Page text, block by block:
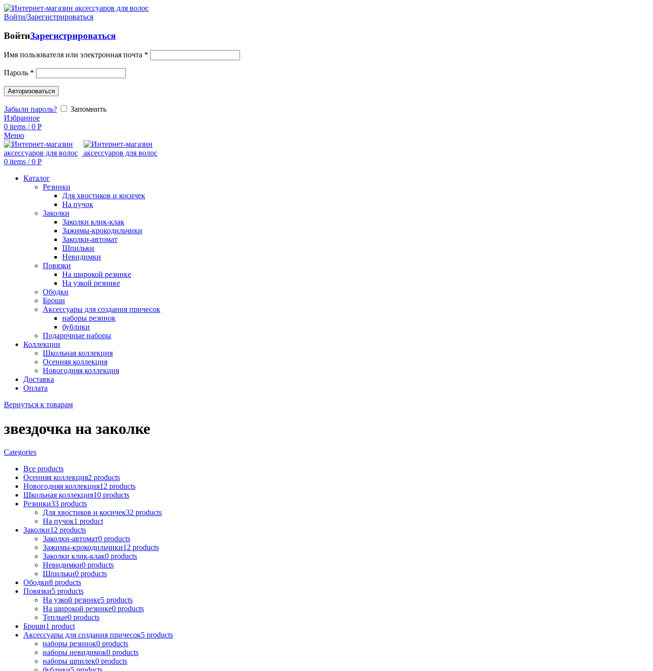
Войти/Зарегистрироваться
ВойтиЗарегистрироваться
Имя пользователя или электронная почта *
Пароль *
Авторизоваться
Забыли пароль?
Запомнить
Избранное
0 items / 0 Р
Меню
0 items / 0 Р
Каталог
Резинки
Для хвостиков и косичек
На пучок
Заколки
Заколки клик-клак
Зажимы-крокодильчики
Заколки-автомат
Шпильки
Невидимки
Повязки
На широкой резинке
На узкой резинке
Ободки
Броши
Аксессуары для создания причесок
наборы резинок
бублики
Подарочные наборы
Коллекции
Школьная коллекция
Осенняя коллекция
Новогодняя коллекция
Доставка
Оплата
Вернуться к товарам
звездочка на заколке
Categories
Все products
Осенняя коллекция2 products
Новогодняя коллекция12 products
Школьная коллекция10 products
Резинки33 products
Для хвостиков и косичек32 products
На пучок1 product
Заколки12 products
Заколки-автомат0 products
Зажимы-крокодильчики12 products
Заколки клик-клак0 products
Невидимки0 products
Шпильки0 products
Ободки8 products
Повязки5 products
На узкой резинке5 products
На широкой резинке0 products
Теплые0 products
Броши1 product
Аксессуары для создания причесок5 products
наборы резинок0 products
наборы невидимок0 products
наборы шпилек0 products